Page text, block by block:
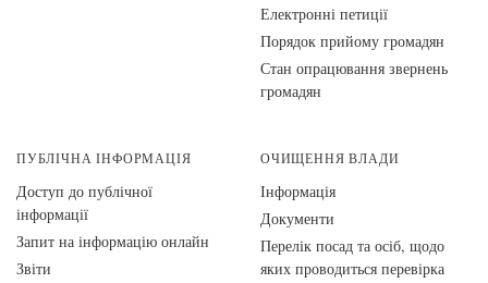
Електронні петиції
Порядок прийому громадян
Стан опрацювання звернень
громадян
ПУБЛІЧНА ІНФОРМАЦІЯ
Доступ до публічної
інформації
Запит на інформацію онлайн
Звіти
ОЧИЩЕННЯ ВЛАДИ
Інформація
Документи
Перелік посад та осіб, щодо
яких проводиться перевірка